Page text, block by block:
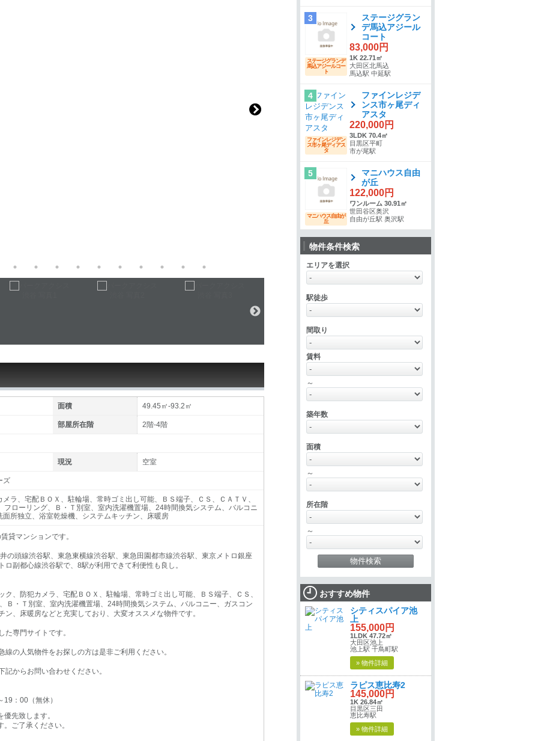
面積 49.45㎡-93.2㎡
部屋所在階 2階-4階
現況 空室
ズ
ラ、宅配ＢＯＸ、駐輪場、常時ゴミ出し可能、ＢＳ端子、ＣＳ、ＣＡＴＶ、
フローリング、Ｂ・Ｔ別室、室内洗濯機置場、24時間換気システム、バルコニ
面所独立、浴室乾燥機、システムキッチン、床暖房
貸マンションです。
の頭線渋谷駅、東急東横線渋谷駅、東急田園都市線渋谷駅、東京メトロ銀座
副都心線渋谷駅で、8駅が利用できて利便性も良し。
、防犯カメラ、宅配ＢＯＸ、駐輪場、常時ゴミ出し可能、ＢＳ端子、ＣＳ、
Ｂ・Ｔ別室、室内洗濯機置場、24時間換気システム、バルコニー、ガスコン
、床暖房などと充実しており、大変オススメな物件です。
専門サイトです。
の人気物件をお探しの方は是非ご利用ください。
からお問い合わせください。
：00（無休）
先致します。
ご了承ください。
3
ステージグランデ
馬込アジールコー
ト
ステージグラン
デ馬込アジール
コート
83,000円
1K 22.71㎡
大田区北馬込
馬込駅 中延駅
4
ファインレジデン
ス市ヶ尾ディアス
タ
ファインレジデ
ンス市ヶ尾ディ
アスタ
220,000円
3LDK 70.4㎡
目黒区平町
市が尾駅
5
マニハウス自由が
丘
マニハウス自由
が丘
122,000円
ワンルーム 30.91㎡
世田谷区奥沢
自由が丘駅 奥沢駅
物件条件検索
エリアを選択
駅徒歩
間取り
賃料
～
築年数
面積
～
所在階
～
おすすめ物件
シティスパイア池
上
155,000円
1LDK 47.72㎡
大田区池上
池上駅 千鳥町駅
» 物件詳細
ラピス恵比寿2
145,000円
1K 26.84㎡
目黒区三田
恵比寿駅
» 物件詳細